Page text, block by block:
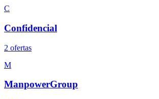
C
Confidencial
2 ofertas
M
ManpowerGroup